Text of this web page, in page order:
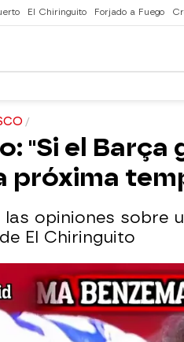
El Chiringuito Forjado a Fuego
"Si el
próxima
opiniones sobre
El Chiringuito